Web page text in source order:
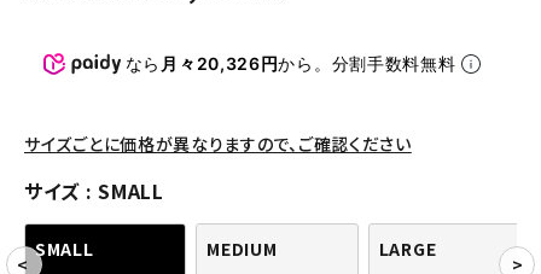
SEASON
CONTENTS
なら 月々20,326円から。分割手数料無料
サイズごとに価格が異なりますので、ご確認ください
サイズ SMALL
SMALL MEDIUM LARGE